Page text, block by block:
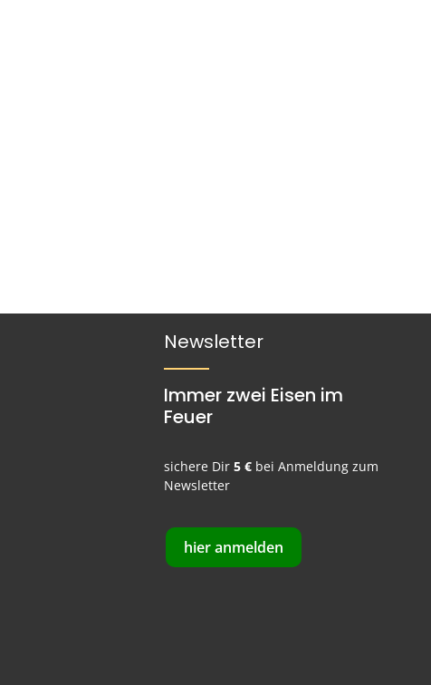
Newsletter
Immer zwei Eisen im
Feuer
sichere Dir5 € bei Anmeldung zum
Newsletter
hier anmelden